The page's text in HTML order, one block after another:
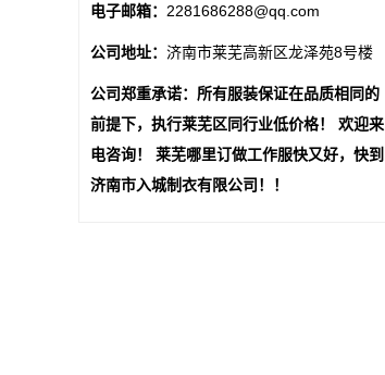
电子邮箱： 2281686288@qq.com
公司地址： 济南市莱芜高新区龙泽苑8号楼
公司郑重承诺：所有服装保证在品质相同的
前提下，执行莱芜区同行业低价格！ 欢迎来
电咨询！ 莱芜哪里订做工作服快又好，快到
济南市入城制衣有限公司！！